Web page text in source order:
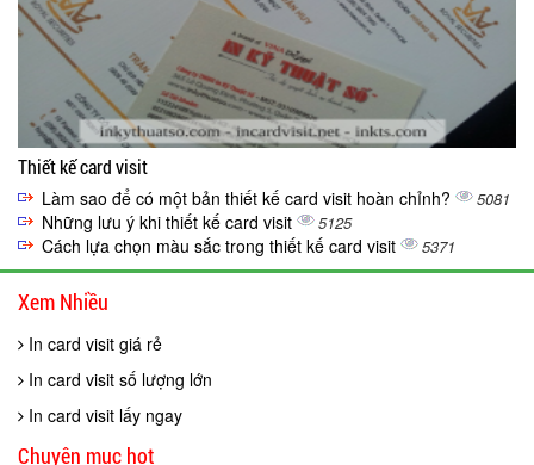
Thiết kế card visit
Làm sao để có một bản thiết kế card visit hoàn chỉnh? 5081
Những lưu ý khi thiết kế card visit 5125
Cách lựa chọn màu sắc trong thiết kế card visit 5371
Xem Nhiều
In card visit giá rẻ
In card visit số lượng lớn
In card visit lấy ngay
Chuyên mục hot